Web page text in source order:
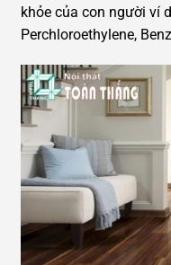
khỏe của con người ví
Perchloroethylene,